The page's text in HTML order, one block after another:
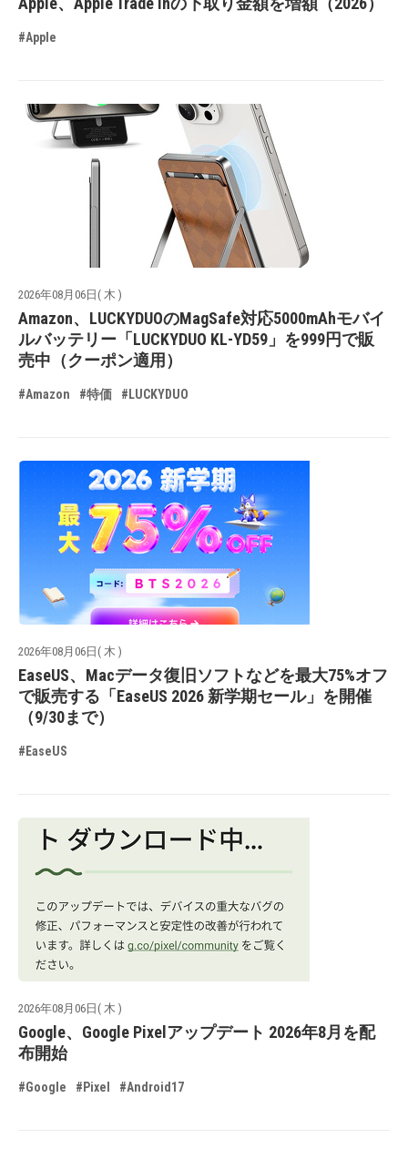
#Apple
2026年08月06日( 木 )
Amazon、LUCKYDUOのMagSafe対応5000mAhモバイ
ルバッテリー「LUCKYDUO KL-YD59」を999円で販
売中（クーポン適用）
#Amazon #特価 #LUCKYDUO
2026年08月06日( 木 )
EaseUS、Macデータ復旧ソフトなどを最大75%オフ
で販売する「EaseUS 2026 新学期セール」を開催
（9/30まで）
#EaseUS
2026年08月06日( 木 )
Google、Google Pixelアップデート 2026年8月を配
布開始
#Google #Pixel #Android17